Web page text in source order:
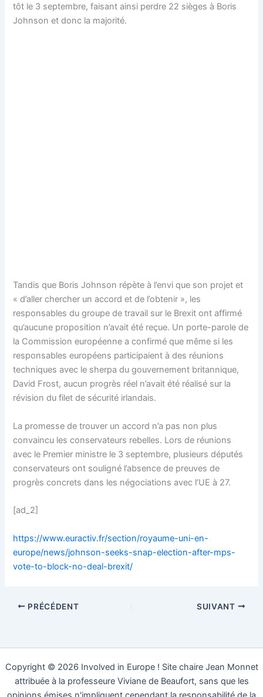
tôt le 3 septembre, faisant ainsi perdre 22 sièges à Boris
Johnson et donc la majorité.
Tandis que Boris Johnson répète à l’envi que son projet et
« d’aller chercher un accord et de l’obtenir », les
responsables du groupe de travail sur le Brexit ont affirmé
qu’aucune proposition n’avait été reçue. Un porte-parole de
la Commission européenne a confirmé que même si les
responsables européens participaient à des réunions
techniques avec le sherpa du gouvernement britannique,
David Frost, aucun progrès réel n’avait été réalisé sur la
révision du filet de sécurité irlandais.
La promesse de trouver un accord n’a pas non plus
convaincu les conservateurs rebelles. Lors de réunions
avec le Premier ministre le 3 septembre, plusieurs députés
conservateurs ont souligné l’absence de preuves de
progrès concrets dans les négociations avec l’UE à 27.
[ad_2]
https://www.euractiv.fr/section/royaume-uni-en-
europe/news/johnson-seeks-snap-election-after-mps-
vote-to-block-no-deal-brexit/
PRÉCÉDENT SUIVANT
Copyright © 2026 Involved in Europe ! Site chaire Jean Monnet
attribuée à la professeure Viviane de Beaufort, sans que les